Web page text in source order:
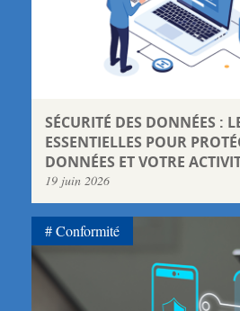
SÉCURITÉ DES DONNÉES :
ESSENTIELLES POUR
DONNÉES ET VOTRE
19 juin 2026
Conformité